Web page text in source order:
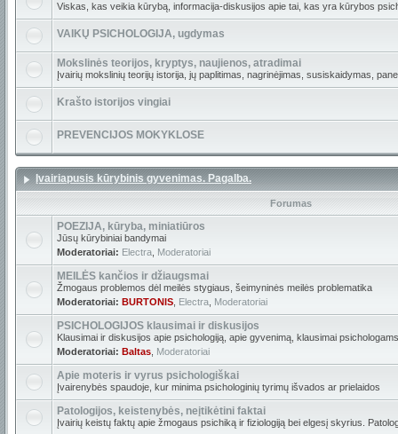
Viskas, kas veikia kūrybą, informacija-diskusijos apie tai, kas yra kūrybos
VAIKŲ PSICHOLOGIJA, ugdymas
Mokslinės teorijos, kryptys, naujienos, atradimai
Įvairių mokslinių teorijų istorija, jų paplitimas, nagrinėjimas, susiskaidymas,
Krašto istorijos vingiai
PREVENCIJOS MOKYKLOSE
Įvairiapusis kūrybinis gyvenimas. Pagalba.
Forumas
POEZIJA, kūryba, miniatiūros
Jūsų kūrybiniai bandymai
Moderatoriai: Electra Moderatoriai
MEILĖS kančios ir džiaugsmai
Žmogaus problemos dėl meilės stygiaus, šeimyninės meilės problematika
Moderatoriai: BURTONIS Electra Moderatoriai
PSICHOLOGIJOS klausimai ir diskusijos
Klausimai ir diskusijos apie psichologiją, apie gyvenimą, klausimai
Moderatoriai: Baltas Moderatoriai
Apie moteris ir vyrus psichologiškai
Įvairenybės spaudoje, kur minima psichologinių tyrimų išvados ar prielaidos
Patologijos, keistenybės, neįtikėtini faktai
Įvairių keistų faktų apie žmogaus psichiką ir fiziologiją bei elgesį skyrius.